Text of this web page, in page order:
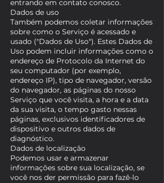
entrando em contato conosco.
Dados de uso
Também podemos coletar informações
sobre como o Serviço é acessado e
usado ("Dados de Uso"). Estes Dados de
Uso podem incluir informações como o
endereço de Protocolo da Internet do
seu computador (por exemplo,
endereço IP), tipo de navegador, versão
do navegador, as páginas do nosso
Serviço que você visita, a hora e a data
da sua visita, o tempo gasto nessas
páginas, exclusivos identificadores de
dispositivo e outros dados de
diagnóstico.
Dados de localização
Podemos usar e armazenar
informações sobre sua localização, se
você nos der permissão para fazê-lo